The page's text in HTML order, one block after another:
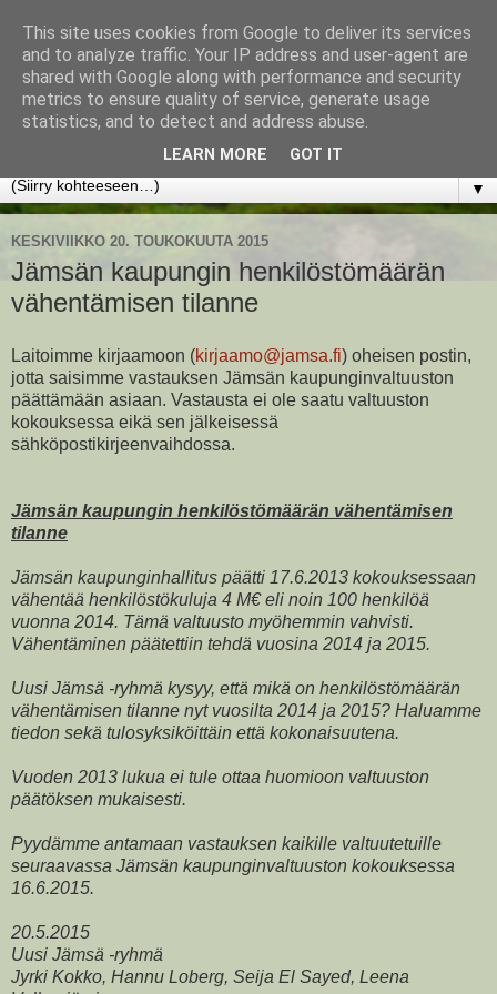
www.jyrkikokko.fi
Uusi Suunta - Jokainen hetki tarjoaa tilaisuuden muuttaa
▼
KESKIVIIKKO 20. TOUKOKUUTA 2015
Jämsän kaupungin henkilöstömäärän
vähentämisen tilanne
Laitoimme kirjaamoon (kirjaamo@jamsa.fi) oheisen postin,
jotta saisimme vastauksen Jämsän kaupunginvaltuuston
päättämään asiaan. Vastausta ei ole saatu valtuuston
kokouksessa eikä sen jälkeisessä
sähköpostikirjeenvaihdossa.
Jämsän kaupungin henkilöstömäärän vähentämisen
tilanne
Jämsän kaupunginhallitus päätti 17.6.2013 kokouksessaan
vähentää henkilöstökuluja 4 M€ eli noin 100 henkilöä
vuonna 2014. Tämä valtuusto myöhemmin vahvisti.
Vähentäminen päätettiin tehdä vuosina 2014 ja 2015.
Uusi Jämsä -ryhmä kysyy, että mikä on henkilöstömäärän
vähentämisen tilanne nyt vuosilta 2014 ja 2015? Haluamme
tiedon sekä tulosyksiköittäin että kokonaisuutena.
Vuoden 2013 lukua ei tule ottaa huomioon valtuuston
päätöksen mukaisesti.
Pyydämme antamaan vastauksen kaikille valtuutetuille
seuraavassa Jämsän kaupunginvaltuuston kokouksessa
16.6.2015.
20.5.2015
Uusi Jämsä -ryhmä
Jyrki Kokko, Hannu Loberg, Seija El Sayed, Leena
This site uses cookies from Google to deliver its services
and to analyze traffic. Your IP address and user-agent are
shared with Google along with performance and security
metrics to ensure quality of service, generate usage
statistics, and to detect and address abuse.
LEARN MORE GOT IT